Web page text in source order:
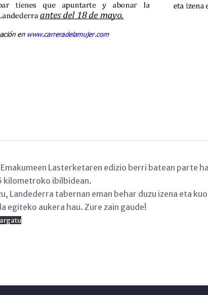
Lasterketaren edizio berri batean parte
kilometroko ibilbidean.
Landederra tabernan eman behar duzu izena eta
egiteko aukera hau. Zure zain gaude!